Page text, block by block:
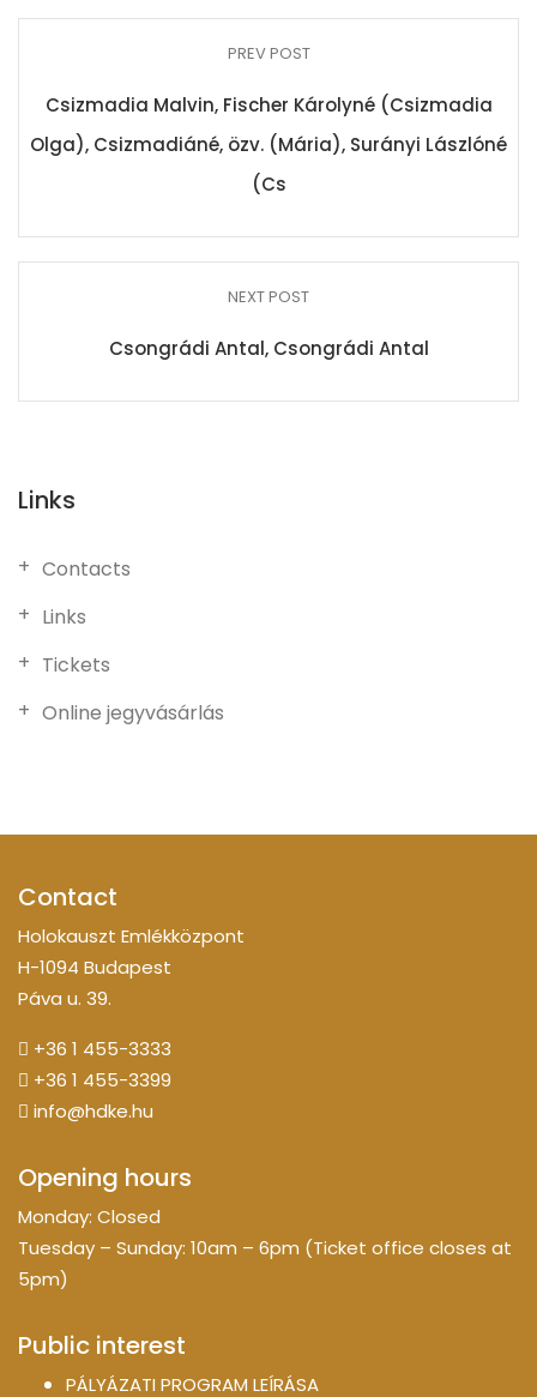
PREV POST
Csizmadia Malvin, Fischer Károlyné (Csizmadia
Olga), Csizmadiáné, özv. (Mária), Surányi Lászlóné
(Cs
NEXT POST
Csongrádi Antal, Csongrádi Antal
Links
Contacts
Links
Tickets
Online jegyvásárlás
Contact
Holokauszt Emlékközpont
H-1094 Budapest
Páva u. 39.
+36 1 455-3333
+36 1 455-3399
info@hdke.hu
Opening hours
Monday: Closed
Tuesday – Sunday: 10am – 6pm (Ticket office closes at
5pm)
Public interest
PÁLYÁZATI PROGRAM LEÍRÁSA